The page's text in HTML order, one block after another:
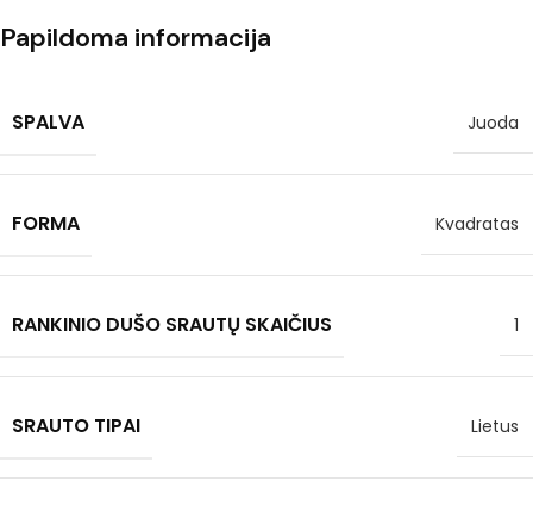
Papildoma informacija
SPALVA Juoda
FORMA Kvadratas
RANKINIO DUŠO SRAUTŲ SKAIČIUS 1
SRAUTO TIPAI Lietus